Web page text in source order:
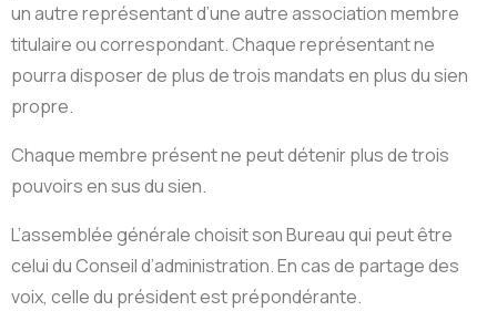
un autre représentant d’une autre association membre
titulaire ou correspondant. Chaque représentant ne
pourra disposer de plus de trois mandats en plus du sien
propre.
Chaque membre présent ne peut détenir plus de trois
pouvoirs en sus du sien.
L’assemblée générale choisit son Bureau qui peut être
celui du Conseil d’administration. En cas de partage des
voix, celle du président est prépondérante.